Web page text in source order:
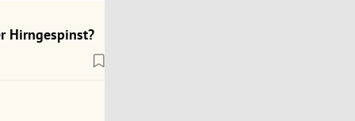
Hirngespinst?